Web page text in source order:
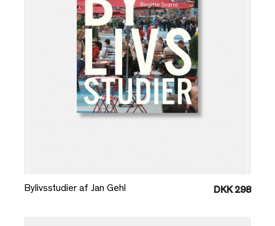
Bylivsstudier af Jan Gehl DKK 298